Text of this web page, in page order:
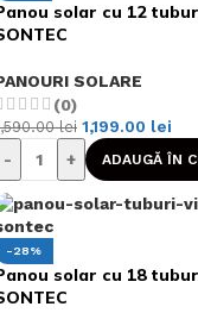
solar cu 12
SOLARE
(0)
lei 1,199.00 lei
- + ADAUGĂ ÎN
-28%
solar cu 18